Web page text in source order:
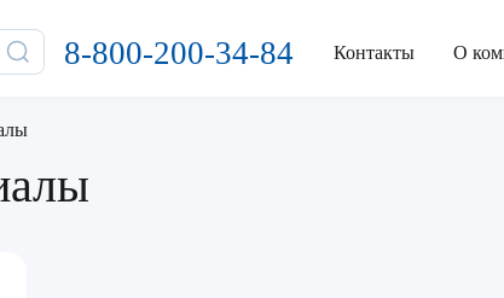
8-800-200-34-84 Контакты О